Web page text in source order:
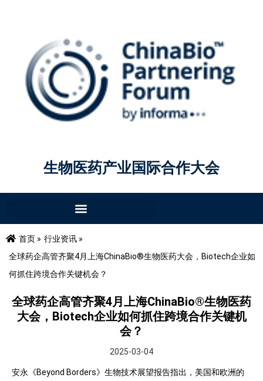
生物医药产业国际合作大会
首页 » 行业资讯 »
全球药企高管齐聚4月上海ChinaBio®生物医药大会，Biotech企业如
何抓住跨境合作关键机会？
全球药企高管齐聚4月上海ChinaBio®生物医药
大会，Biotech企业如何抓住跨境合作关键机
会？
2025-03-04
安永《Beyond Borders》生物技术展望报告指出，美国和欧洲的